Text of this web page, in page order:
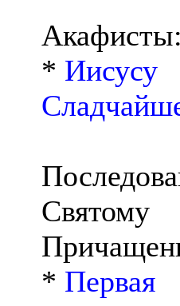
Акафисты:
* Иисусу
Святому
* Первая